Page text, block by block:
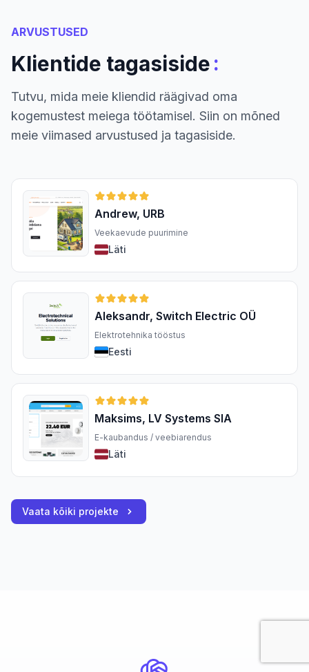
ARVUSTUSED
Klientide tagasiside:
Tutvu, mida meie kliendid räägivad oma
kogemustest meiega töötamisel. Siin on mõned
meie viimased arvustused ja tagasiside.
Andrew, URB
Veekaevude puurimine
Läti
Aleksandr, Switch Electric OÜ
Elektrotehnika tööstus
Eesti
Maksims, LV Systems SIA
E-kaubandus / veebiarendus
Läti
Vaata kõiki projekte